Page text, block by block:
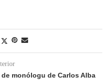
monólogu de Carlos Alba